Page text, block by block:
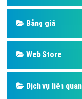
Bảng giá
Web Store
Dịch vụ liên quan